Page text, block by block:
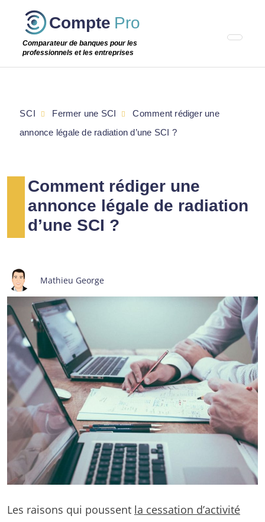
Passer
étape
Compte Pro
Comparateur de banques pour les
professionnels et les entreprises
Comment rédiger une
annonce légale de radiation
d’une SCI ?
Mathieu George
Les raisons qui poussent la cessation d’activité
SCI Fermer une SCI
Comment rédiger une
annonce légale de radiation d’une SCI ?